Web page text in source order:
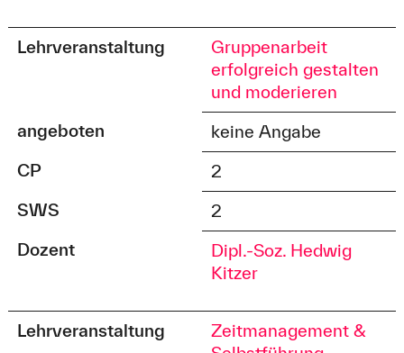
Lehrveranstaltung
Gruppenarbeit
erfolgreich gestalten
und moderieren
angeboten
keine Angabe
CP
2
SWS
2
Dozent
Dipl.-Soz. Hedwig
Kitzer
Lehrveranstaltung
Zeitmanagement &